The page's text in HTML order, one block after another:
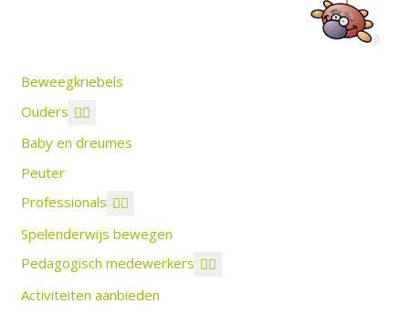
Beweegkriebels
Ouders
Baby en dreumes
Peuter
Professionals
Spelenderwijs bewegen
Pedagogisch medewerkers
Activiteiten aanbieden